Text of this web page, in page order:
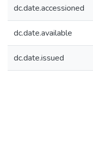
dc.date.accessioned
dc.date.available
dc.date.issued